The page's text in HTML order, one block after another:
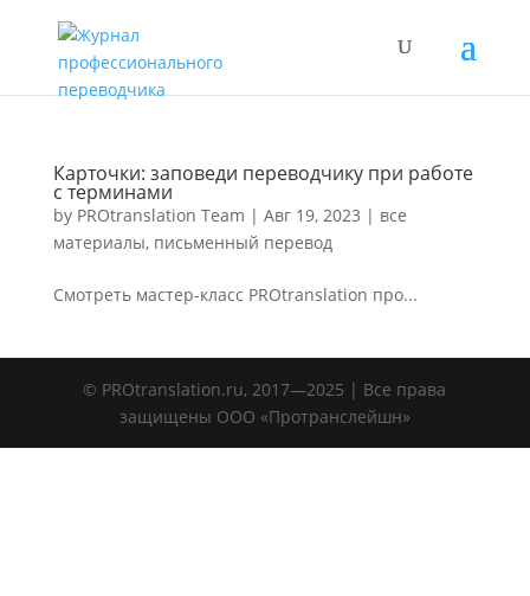
Карточки: заповеди переводчику при работе
с терминами
by PROtranslation Team | Авг 19, 2023 | все
материалы, письменный перевод
Смотреть мастер-класс PROtranslation про...
© PROtranslation.ru, 2017—2025 | Все права
защищены OOO «Протранслейшн»